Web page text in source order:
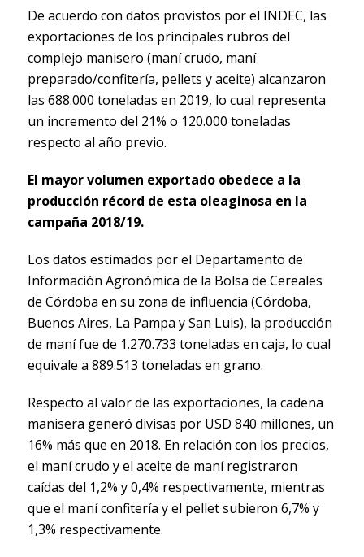
De acuerdo con datos provistos por el INDEC, las
exportaciones de los principales rubros del
complejo manisero (maní crudo, maní
preparado/confitería, pellets y aceite) alcanzaron
las 688.000 toneladas en 2019, lo cual representa
un incremento del 21% o 120.000 toneladas
respecto al año previo.
El mayor volumen exportado obedece a la
producción récord de esta oleaginosa en la
campaña 2018/19.
Los datos estimados por el Departamento de
Información Agronómica de la Bolsa de Cereales
de Córdoba en su zona de influencia (Córdoba,
Buenos Aires, La Pampa y San Luis), la producción
de maní fue de 1.270.733 toneladas en caja, lo cual
equivale a 889.513 toneladas en grano.
Respecto al valor de las exportaciones, la cadena
manisera generó divisas por USD 840 millones, un
16% más que en 2018. En relación con los precios,
el maní crudo y el aceite de maní registraron
caídas del 1,2% y 0,4% respectivamente, mientras
que el maní confitería y el pellet subieron 6,7% y
1,3% respectivamente.